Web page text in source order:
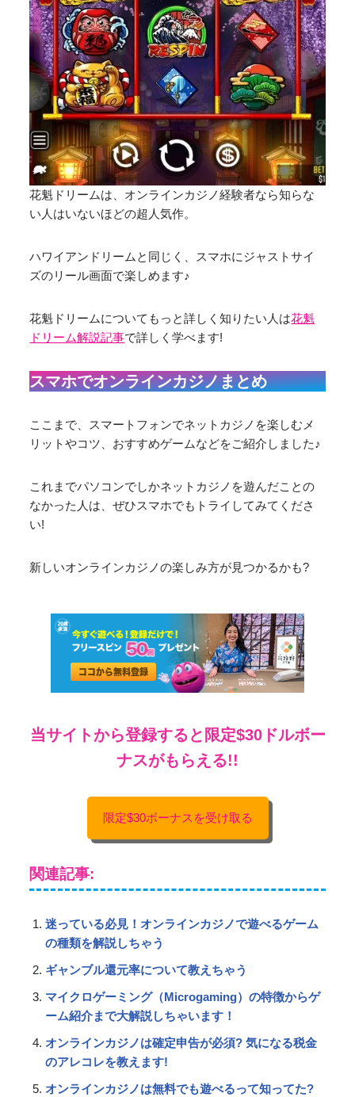
花魁ドリームは、オンラインカジノ経験者なら知らな
い人はいないほどの超人気作。
ハワイアンドリームと同じく、スマホにジャストサイ
ズのリール画面で楽しめます♪
花魁ドリームについてもっと詳しく知りたい人は花魁
ドリーム解説記事で詳しく学べます!
スマホでオンラインカジノまとめ
ここまで、スマートフォンでネットカジノを楽しむメ
リットやコツ、おすすめゲームなどをご紹介しました♪
これまでパソコンでしかネットカジノを遊んだことの
なかった人は、ぜひスマホでもトライしてみてくださ
い!
新しいオンラインカジノの楽しみ方が見つかるかも?
当サイトから登録すると限定$30ドルボー
ナスがもらえる!!
限定$30ボーナスを受け取る
関連記事:
迷っている必見！オンラインカジノで遊べるゲーム
の種類を解説しちゃう
ギャンブル還元率について教えちゃう
マイクロゲーミング（Microgaming）の特徴からゲ
ーム紹介まで大解説しちゃいます！
オンラインカジノは確定申告が必須? 気になる税金
のアレコレを教えます!
オンラインカジノは無料でも遊べるって知ってた?